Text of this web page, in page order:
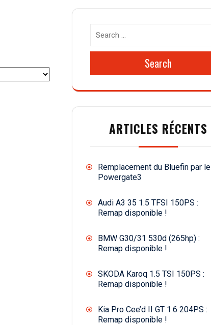
Search
ARTICLES RÉCENTS
Remplacement du Bluefin par le
Powergate3
Audi A3 35 1.5 TFSI 150PS :
Remap disponible !
BMW G30/31 530d (265hp) :
Remap disponible !
SKODA Karoq 1.5 TSI 150PS :
Remap disponible !
Kia Pro Cee’d II GT 1.6 204PS :
Remap disponible !